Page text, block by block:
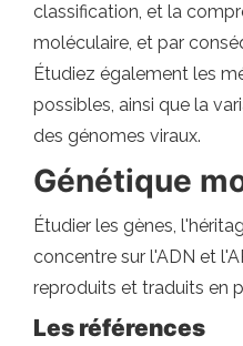
classification, et la
moléculaire, et par
Étudiez également les
possibles, ainsi que la
des génomes viraux.
Génétique
Étudier les gènes,
concentre sur l'ADN et
reproduits et traduits en
Les références